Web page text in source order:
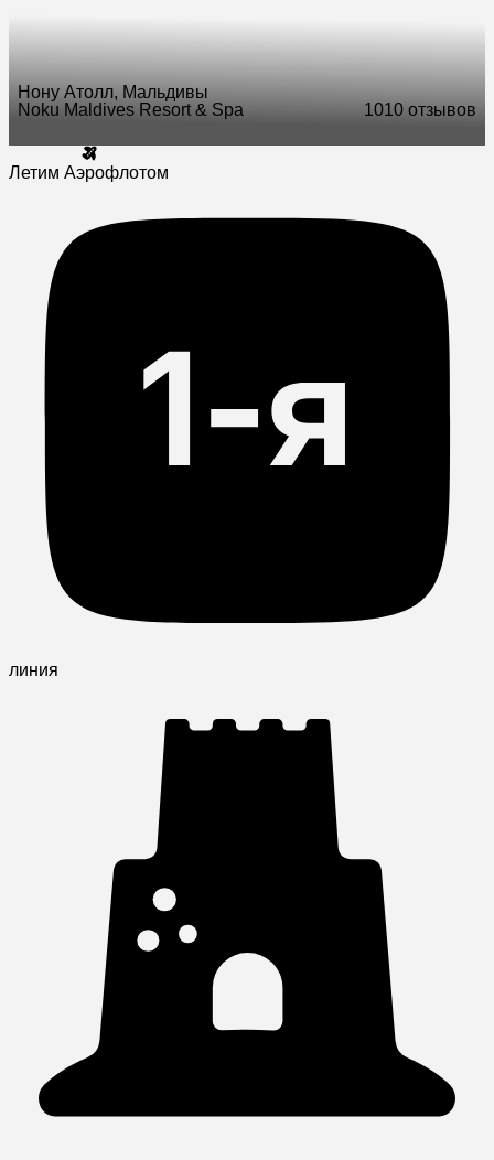
Нону Атолл, Мальдивы
Noku Maldives Resort & Spa
1010 отзывов
Летим Аэрофлотом
линия